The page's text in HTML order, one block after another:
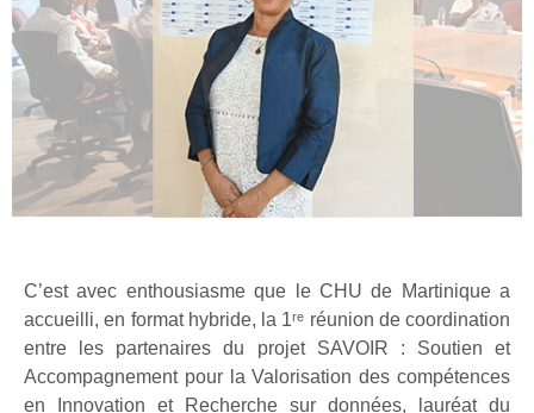
C’est avec enthousiasme que le CHU de Martinique a
accueilli, en format hybride, la 1ʳᵉ réunion de coordination
entre les partenaires du projet SAVOIR : Soutien et
Accompagnement pour la Valorisation des compétences
en Innovation et Recherche sur données, lauréat du